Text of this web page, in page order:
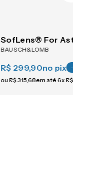
SofLens® For
BAUSCH&LOMB
R$ 299,90no pix -5
ouR$315,68em até6xR$